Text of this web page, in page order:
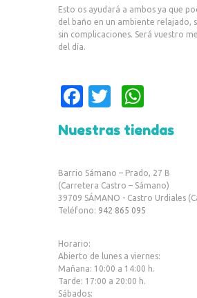
Esto os ayudará a ambos ya que
del baño en un ambiente relajado,
sin complicaciones. Será vuestro
del día.
Fa
e
b
o
o
w
it
te
r
at
A
p
Nuestras tiendas
Barrio Sámano – Prado, 27 B
(Carretera Castro – Sámano)
39709 SÁMANO - Castro Urdiales
Teléfono: 942 865 095
Horario:
Abierto de lunes a viernes:
Mañana: 10:00 a 14:00 h.
Tarde: 17:00 a 20:00 h.
Sábados: